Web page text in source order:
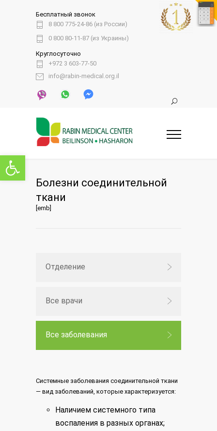
Открыть панель инструментов
Бесплатный звонок
8 800 775-24-86 (из России)
0 800 80-11-87 (из Украины)
Круглосуточно
+972 3 603-77-50
info@rabin-medical.org.il
Болезни соединительной
ткани
[emb]
Отделение
Все врачи
Все заболевания
Системные заболевания соединительной ткани
— вид заболеваний, которые характеризуется:
Наличием системного типа
воспаления в разных органах;